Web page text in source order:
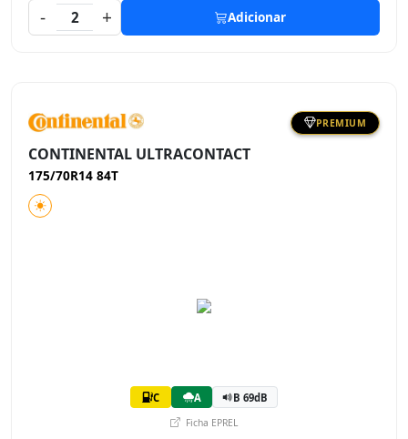
-
2 + Adicionar
PREMIUM
CONTINENTAL ULTRACONTACT
175/70R14 84T
C A B 69dB
Ficha EPREL